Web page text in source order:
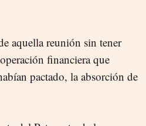
aquella reunión sin tener
financiera que
pactado, la absorción de